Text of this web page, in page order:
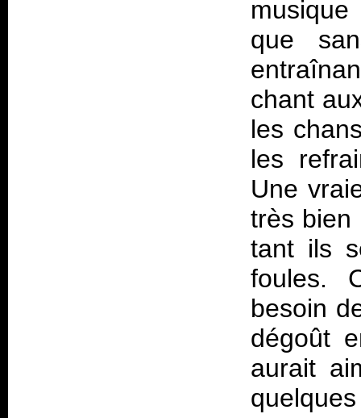
que
chant
les
les
Une
très bien
tant ils
foules.
besoin
dégoût
aurait